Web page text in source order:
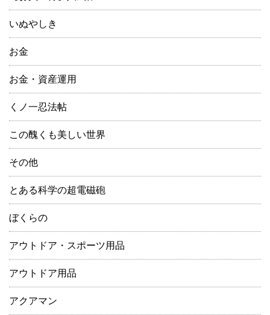
いぬやしき
お金
お金・資産運用
くノ一忍法帖
この醜くも美しい世界
その他
とある科学の超電磁砲
ぼくらの
アウトドア・スポーツ用品
アウトドア用品
アクアマン